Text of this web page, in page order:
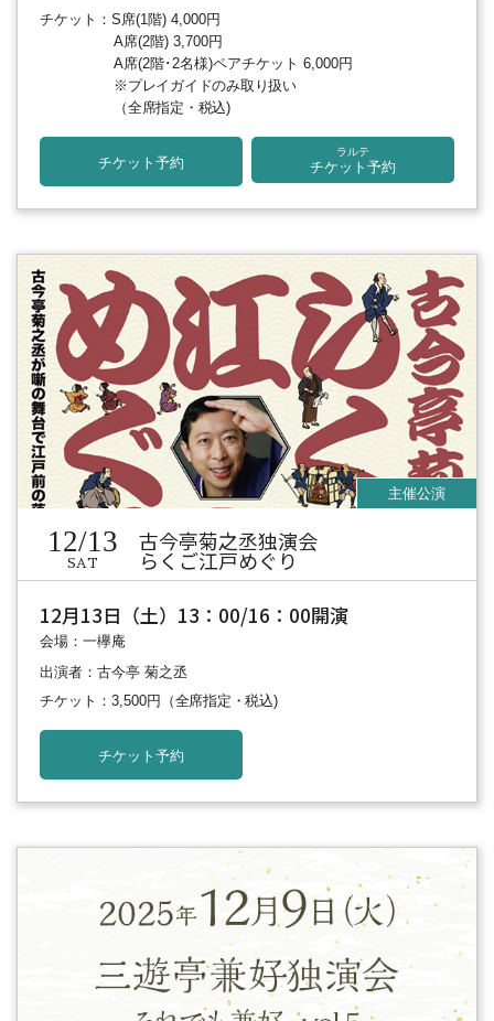
チケット：S席(1階) 4,000円
A席(2階) 3,700円
A席(2階･2名様)ペアチケット 6,000円
※プレイガイドのみ取り扱い
（全席指定・税込)
チケット予約
ラルテ
チケット予約
12/13
SAT
古今亭菊之丞独演会
らくご江戸めぐり
12月13日（土）13：00/16：00開演
会場：一欅庵
出演者：古今亭 菊之丞
チケット：3,500円
（全席指定・税込)
チケット予約